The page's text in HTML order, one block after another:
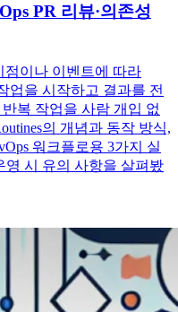
PR 리뷰·의존성
점이나 이벤트에 따라
업을 시작하고 결과를 전
복 작업을 사람 개입 없
의 개념과 동작 방식,
워크플로용 3가지 실
영 시 유의 사항을 살펴봤